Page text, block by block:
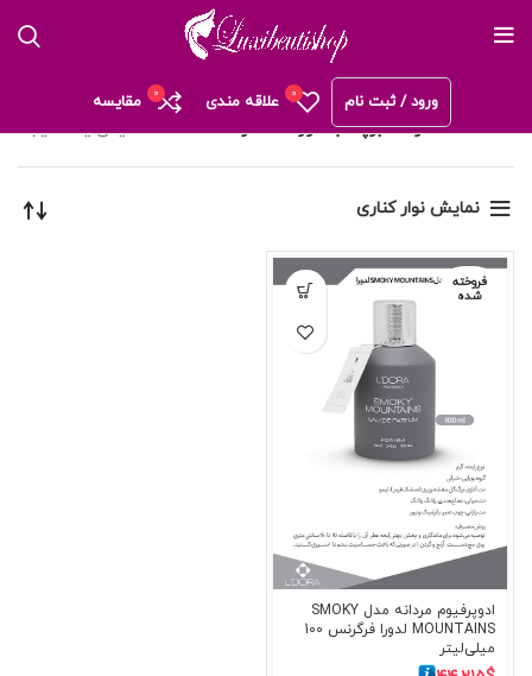
ورود / ثبت نام 0 علاقه مندی 0 مقايسه
خانه محصولات برچسب خورده “عطر” نمایش یک نتیجه
نمایش نوار کناری
فروخته
شده
ادوپرفیوم مردانه مدل SMOKY
MOUNTAINS لدورا فرگرنس 100
میلی‌لیتر